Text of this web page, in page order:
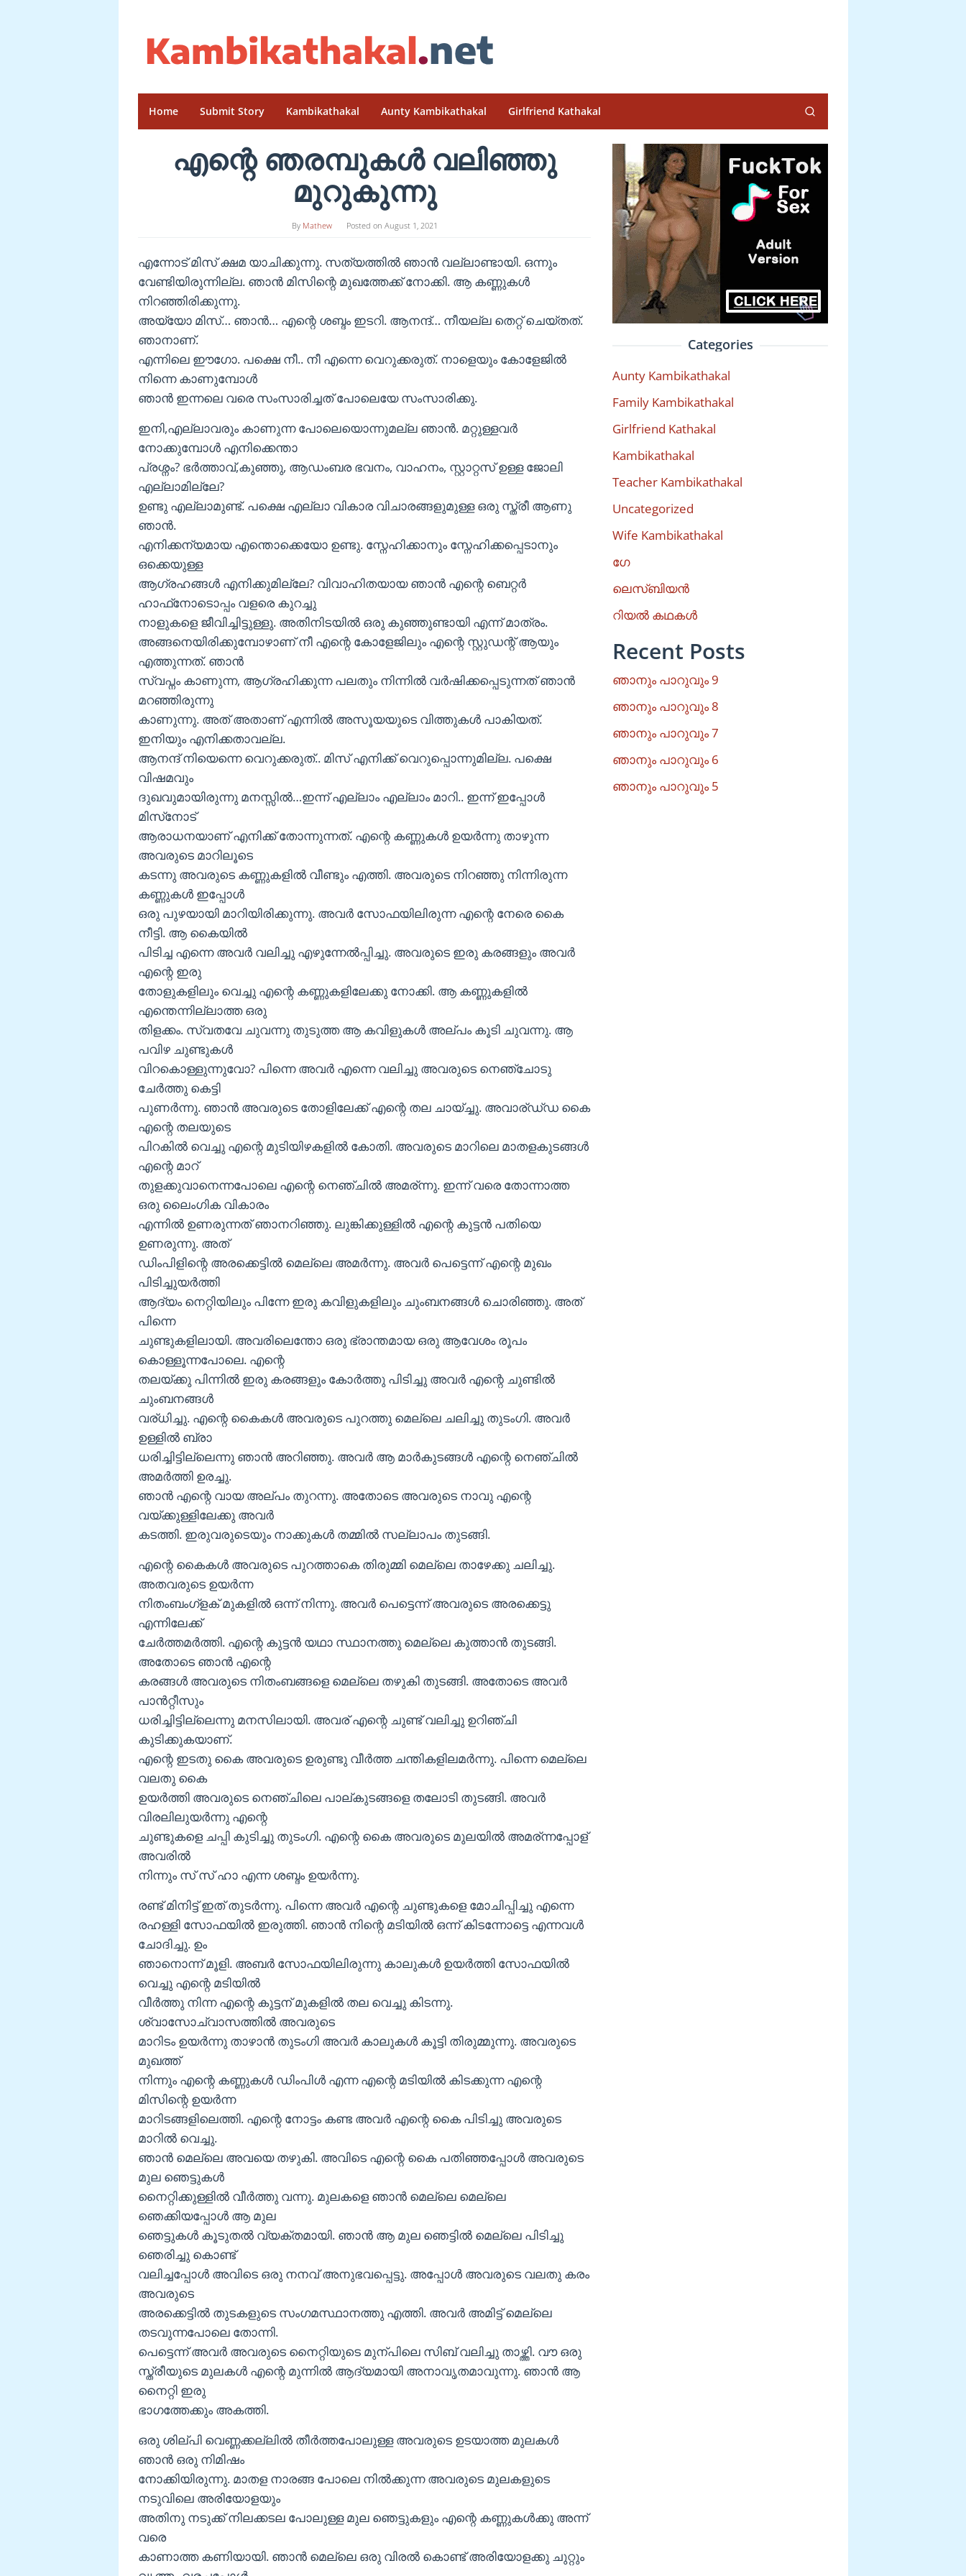
content
Home Submit Story Kambikathakal Aunty Kambikathakal Girlfriend Kathakal
എന്റെ ഞരമ്പുകൾ വലിഞ്ഞു
മുറുകുന്നു
By Mathew Posted on August 1, 2021
എന്നോട് മിസ് ക്ഷമ യാചിക്കുന്നു. സത്യത്തിൽ ഞാൻ വല്ലാണ്ടായി. ഒന്നും
വേണ്ടിയിരുന്നില്ല. ഞാൻ മിസിന്റെ മുഖത്തേക്ക് നോക്കി. ആ കണ്ണുകൾ
നിറഞ്ഞിരിക്കുന്നു.
അയ്യോ മിസ്… ഞാൻ… എന്റെ ശബ്ദം ഇടറി. ആനന്ദ്… നീയല്ല തെറ്റ് ചെയ്തത്.
ഞാനാണ്.
എന്നിലെ ഈഗോ. പക്ഷെ നീ.. നീ എന്നെ വെറുക്കരുത്. നാളെയും കോളേജിൽ
നിന്നെ കാണുമ്പോൾ
ഞാൻ ഇന്നലെ വരെ സംസാരിച്ചത് പോലെയേ സംസാരിക്കു.
ഇനി,എല്ലാവരും കാണുന്ന പോലെയൊന്നുമല്ല ഞാൻ. മറ്റുള്ളവർ
നോക്കുമ്പോൾ എനിക്കെന്താ
പ്രശ്നം? ഭർത്താവ്,കുഞ്ഞു, ആഡംബര ഭവനം, വാഹനം, സ്റ്റാറ്റസ് ഉള്ള ജോലി
എല്ലാമില്ലേ?
ഉണ്ടു എല്ലാമുണ്ട്. പക്ഷെ എല്ലാ വികാര വിചാരങ്ങളുമുള്ള ഒരു സ്ത്രീ ആണു
ഞാൻ.
എനിക്കന്യമായ എന്തൊക്കെയോ ഉണ്ടു. സ്നേഹിക്കാനും സ്നേഹിക്കപ്പെടാനും
ഒക്കെയുള്ള
ആഗ്രഹങ്ങൾ എനിക്കുമില്ലേ? വിവാഹിതയായ ഞാൻ എന്റെ ബെറ്റർ
ഹാഫ്‌നോടൊപ്പം വളരെ കുറച്ചു
നാളുകളെ ജീവിച്ചിട്ടുള്ളു. അതിനിടയിൽ ഒരു കുഞ്ഞുണ്ടായി എന്ന് മാത്രം.
അങ്ങനെയിരിക്കുമ്പോഴാണ് നീ എന്റെ കോളേജിലും എന്റെ സ്റ്റുഡന്റ് ആയും
എത്തുന്നത്. ഞാൻ
സ്വപ്നം കാണുന്ന, ആഗ്രഹിക്കുന്ന പലതും നിന്നിൽ വർഷിക്കപ്പെടുന്നത് ഞാൻ
മറഞ്ഞിരുന്നു
കാണുന്നു. അത് അതാണ് എന്നിൽ അസൂയയുടെ വിത്തുകൾ പാകിയത്.
ഇനിയും എനിക്കതാവല്ല.
ആനന്ദ് നിയെന്നെ വെറുക്കരുത്.. മിസ് എനിക്ക് വെറുപ്പൊന്നുമില്ല. പക്ഷെ
വിഷമവും
ദുഖവുമായിരുന്നു മനസ്സിൽ…ഇന്ന് എല്ലാം എല്ലാം മാറി.. ഇന്ന് ഇപ്പോൾ
മിസ്‌നോട്
ആരാധനയാണ് എനിക്ക് തോന്നുന്നത്. എന്റെ കണ്ണുകൾ ഉയർന്നു താഴുന്ന
അവരുടെ മാറിലൂടെ
കടന്നു അവരുടെ കണ്ണുകളിൽ വീണ്ടും എത്തി. അവരുടെ നിറഞ്ഞു നിന്നിരുന്ന
കണ്ണുകൾ ഇപ്പോൾ
ഒരു പുഴയായി മാറിയിരിക്കുന്നു. അവർ സോഫയിലിരുന്ന എന്റെ നേരെ കൈ
നീട്ടി. ആ കൈയിൽ
പിടിച്ച എന്നെ അവർ വലിച്ചു എഴുന്നേൽപ്പിച്ചു. അവരുടെ ഇരു കരങ്ങളും അവർ
എന്റെ ഇരു
തോളുകളിലും വെച്ചു എന്റെ കണ്ണുകളിലേക്കു നോക്കി. ആ കണ്ണുകളിൽ
എന്തെന്നില്ലാത്ത ഒരു
തിളക്കം. സ്വതവേ ചുവന്നു തുടുത്ത ആ കവിളുകൾ അല്പം കൂടി ചുവന്നു. ആ
പവിഴ ചുണ്ടുകൾ
വിറകൊള്ളുന്നുവോ? പിന്നെ അവർ എന്നെ വലിച്ചു അവരുടെ നെഞ്ചോടു
ചേർത്തു കെട്ടി
പുണർന്നു. ഞാൻ അവരുടെ തോളിലേക്ക് എന്റെ തല ചായ്ച്ചു. അവാര്ഡ്‌ഡ കൈ
എന്റെ തലയുടെ
പിറകിൽ വെച്ചു എന്റെ മുടിയിഴകളിൽ കോതി. അവരുടെ മാറിലെ മാതളകുടങ്ങൾ
എന്റെ മാറ്
തുളക്കുവാനെന്നപോലെ എന്റെ നെഞ്ചിൽ അമര്ന്നു. ഇന്ന് വരെ തോന്നാത്ത
ഒരു ലൈംഗിക വികാരം
എന്നിൽ ഉണരുന്നത് ഞാനറിഞ്ഞു. ലുങ്കിക്കുള്ളിൽ എന്റെ കുട്ടൻ പതിയെ
ഉണരുന്നു. അത്
ഡിംപിളിന്റെ അരക്കെട്ടിൽ മെല്ലെ അമർന്നു. അവർ പെട്ടെന്ന് എന്റെ മുഖം
പിടിച്ചുയർത്തി
ആദ്യം നെറ്റിയിലും പിന്നേ ഇരു കവിളുകളിലും ചുംബനങ്ങൾ ചൊരിഞ്ഞു. അത്
പിന്നെ
ചുണ്ടുകളിലായി. അവരിലെന്തോ ഒരു ഭ്രാന്തമായ ഒരു ആവേശം രൂപം
കൊള്ളൂന്നപോലെ. എന്റെ
തലയ്ക്കു പിന്നിൽ ഇരു കരങ്ങളും കോർത്തു പിടിച്ചു അവർ എന്റെ ചുണ്ടിൽ
ചുംബനങ്ങൾ
വര്ധിച്ചു. എന്റെ കൈകൾ അവരുടെ പുറത്തു മെല്ലെ ചലിച്ചു തുടംഗി. അവർ
ഉള്ളിൽ ബ്രാ
ധരിച്ചിട്ടില്ലെന്നു ഞാൻ അറിഞ്ഞു. അവർ ആ മാർകുടങ്ങൾ എന്റെ നെഞ്ചിൽ
അമർത്തി ഉരച്ചു.
ഞാൻ എന്റെ വായ അല്പം തുറന്നു. അതോടെ അവരുടെ നാവു എന്റെ
വയ്ക്കുള്ളിലേക്കു അവർ
കടത്തി. ഇരുവരുടെയും നാക്കുകൾ തമ്മിൽ സല്ലാപം തുടങ്ങി.
എന്റെ കൈകൾ അവരുടെ പുറത്താകെ തിരുമ്മി മെല്ലെ താഴേക്കു ചലിച്ചു.
അതവരുടെ ഉയർന്ന
നിതംബംഗ്ളക് മുകളിൽ ഒന്ന് നിന്നു. അവർ പെട്ടെന്ന് അവരുടെ അരക്കെട്ടു
എന്നിലേക്ക്‌
ചേർത്തമർത്തി. എന്റെ കുട്ടൻ യഥാ സ്ഥാനത്തു മെല്ലെ കുത്താൻ തുടങ്ങി.
അതോടെ ഞാൻ എന്റെ
കരങ്ങൾ അവരുടെ നിതംബങ്ങളെ മെല്ലെ തഴുകി തുടങ്ങി. അതോടെ അവർ
പാൻറ്റീസും
ധരിച്ചിട്ടില്ലെന്നു മനസിലായി. അവര് എന്റെ ചുണ്ട് വലിച്ചു ഉറിഞ്ചി
കുടിക്കുകയാണ്.
എന്റെ ഇടതു കൈ അവരുടെ ഉരുണ്ടു വീർത്ത ചന്തികളിലമർന്നു. പിന്നെ മെല്ലെ
വലതു കൈ
ഉയർത്തി അവരുടെ നെഞ്ചിലെ പാല്കുടങ്ങളെ തലോടി തുടങ്ങി. അവർ
വിരലിലുയർന്നു എന്റെ
ചുണ്ടുകളെ ചപ്പി കുടിച്ചു തുടംഗി. എന്റെ കൈ അവരുടെ മുലയിൽ അമര്ന്നപ്പോള്
അവരിൽ
നിന്നും സ് സ് ഹാ എന്ന ശബ്ദം ഉയർന്നു.
രണ്ട് മിനിട്ട് ഇത് തുടർന്നു. പിന്നെ അവർ എന്റെ ചുണ്ടുകളെ മോചിപ്പിച്ചു എന്നെ
രഹള്ളി സോഫയിൽ ഇരുത്തി. ഞാൻ നിന്റെ മടിയിൽ ഒന്ന് കിടന്നോട്ടെ എന്നവൾ
ചോദിച്ചു. ഉം
ഞാനൊന്ന്‌ മൂളി. അബർ സോഫയിലിരുന്നു കാലുകൾ ഉയർത്തി സോഫയിൽ
വെച്ചു എന്റെ മടിയിൽ
വീർത്തു നിന്ന എന്റെ കുട്ടന് മുകളിൽ തല വെച്ചു കിടന്നു.
ശ്വാസോച്‌വാസത്തിൽ അവരുടെ
മാറിടം ഉയർന്നു താഴാൻ തുടംഗി അവർ കാലുകൾ കൂട്ടി തിരുമ്മുന്നു. അവരുടെ
മുഖത്ത്
നിന്നും എന്റെ കണ്ണുകൾ ഡിംപിൾ എന്ന എന്റെ മടിയിൽ കിടക്കുന്ന എന്റെ
മിസിന്റെ ഉയർന്ന
മാറിടങ്ങളിലെത്തി. എന്റെ നോട്ടം കണ്ട അവർ എന്റെ കൈ പിടിച്ചു അവരുടെ
മാറിൽ വെച്ചു.
ഞാൻ മെല്ലെ അവയെ തഴുകി. അവിടെ എന്റെ കൈ പതിഞ്ഞപ്പോൾ അവരുടെ
മുല ഞെട്ടുകൾ
നൈറ്റിക്കുള്ളിൽ വീർത്തു വന്നു. മുലകളെ ഞാൻ മെല്ലെ മെല്ലെ
ഞെക്കിയപ്പോൾ ആ മുല
ഞെട്ടുകൾ കൂടുതൽ വ്യക്തമായി. ഞാൻ ആ മുല ഞെട്ടിൽ മെല്ലെ പിടിച്ചു
ഞെരിച്ചു കൊണ്ട്
വലിച്ചപ്പോൾ അവിടെ ഒരു നനവ് അനുഭവപ്പെട്ടു. അപ്പോൾ അവരുടെ വലതു കരം
അവരുടെ
അരക്കെട്ടിൽ തുടകളുടെ സംഗമസ്ഥാനത്തു എത്തി. അവർ അമിട്ട് മെല്ലെ
തടവുന്നപോലെ തോന്നി.
പെട്ടെന്ന് അവർ അവരുടെ നൈറ്റിയുടെ മുന്പിലെ സിബ് വലിച്ചു താഴ്ത്തി. വൗ ഒരു
സ്ത്രീയുടെ മുലകൾ എന്റെ മുന്നിൽ ആദ്യമായി അനാവൃതമാവുന്നു. ഞാൻ ആ
നൈറ്റി ഇരു
ഭാഗത്തേക്കും അകത്തി.
ഒരു ശില്പി വെണ്ണക്കല്ലിൽ തീർത്തപോലുള്ള അവരുടെ ഉടയാത്ത മുലകൾ
ഞാൻ ഒരു നിമിഷം
നോക്കിയിരുന്നു. മാതള നാരങ്ങ പോലെ നിൽക്കുന്ന അവരുടെ മുലകളുടെ
നടുവിലെ അരിയോളയും
അതിനു നടുക്ക് നിലക്കടല പോലുള്ള മുല ഞെട്ടുകളും എന്റെ കണ്ണുകൾക്കു അന്ന്
വരെ
കാണാത്ത കണിയായി. ഞാൻ മെല്ലെ ഒരു വിരൽ കൊണ്ട് അരിയോളക്കു ചുറ്റും
Categories
Aunty Kambikathakal
Family Kambikathakal
Girlfriend Kathakal
Kambikathakal
Teacher Kambikathakal
Uncategorized
Wife Kambikathakal
ഗേ
ലെസ്ബിയൻ
റിയൽ കഥകൾ
Recent Posts
ഞാനും പാറുവും 9
ഞാനും പാറുവും 8
ഞാനും പാറുവും 7
ഞാനും പാറുവും 6
ഞാനും പാറുവും 5